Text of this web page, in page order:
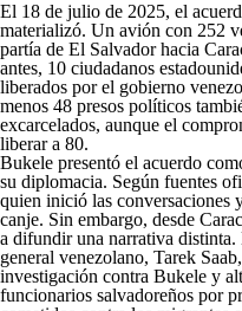
El 18 de julio de 2025, el
materializó. Un avión con 252
partía de El Salvador hacia
antes, 10 ciudadanos
liberados por el gobierno
menos 48 presos políticos
excarcelados, aunque el
liberar a 80.
Bukele presentó el acuerdo
su diplomacia. Según fuentes
quien inició las conversaciones
canje. Sin embargo, desde
a difundir una narrativa
general venezolano, Tarek
investigación contra Bukele y
funcionarios salvadoreños por